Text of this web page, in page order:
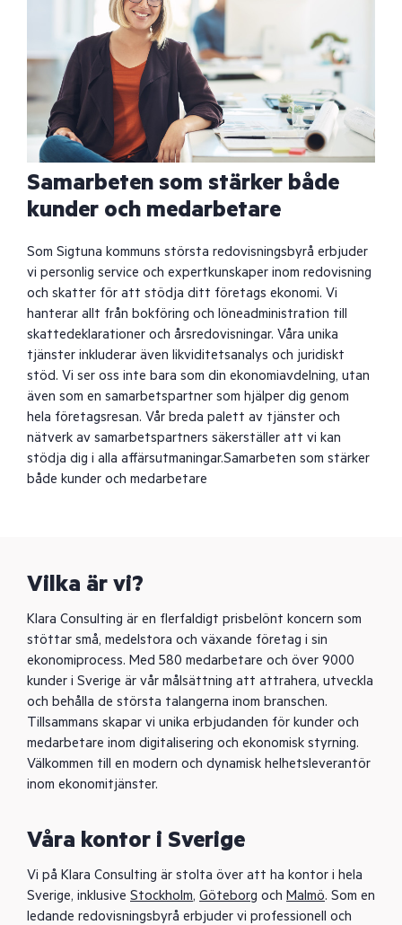
Samarbeten som stärker både
kunder och medarbetare
Som Sigtuna kommuns största redovisningsbyrå erbjuder
vi personlig service och expertkunskaper inom redovisning
och skatter för att stödja ditt företags ekonomi. Vi
hanterar allt från bokföring och löneadministration till
skattedeklarationer och årsredovisningar. Våra unika
tjänster inkluderar även likviditetsanalys och juridiskt
stöd. Vi ser oss inte bara som din ekonomiavdelning, utan
även som en samarbetspartner som hjälper dig genom
hela företagsresan. Vår breda palett av tjänster och
nätverk av samarbetspartners säkerställer att vi kan
stödja dig i alla affärsutmaningar.Samarbeten som stärker
både kunder och medarbetare
Vilka är vi?
Klara Consulting är en flerfaldigt prisbelönt koncern som
stöttar små, medelstora och växande företag i sin
ekonomiprocess. Med 580 medarbetare och över 9000
kunder i Sverige är vår målsättning att attrahera, utveckla
och behålla de största talangerna inom branschen.
Tillsammans skapar vi unika erbjudanden för kunder och
medarbetare inom digitalisering och ekonomisk styrning.
Välkommen till en modern och dynamisk helhetsleverantör
inom ekonomitjänster.
Våra kontor i Sverige
Vi på Klara Consulting är stolta över att ha kontor i hela
Sverige, inklusive Stockholm, Göteborg och Malmö. Som en
ledande redovisningsbyrå erbjuder vi professionell och